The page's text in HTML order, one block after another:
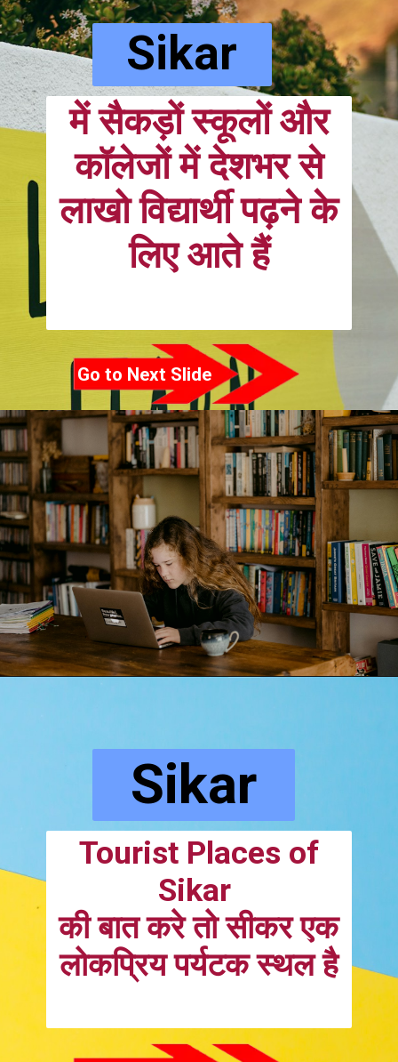
में सैकड़ों स्कूलों और
कॉलेजों में देशभर से
लाखो विद्यार्थी पढ़ने के
लिए आते हैं
Go to Next Slide
Sikar
Tourist Places of
Sikar
की बात करे तो सीकर एक
लोकप्रिय पर्यटक स्थल है
Sikar